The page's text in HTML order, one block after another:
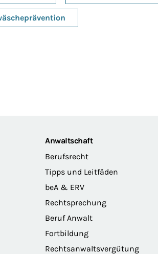
Anwaltschaft
Berufsrecht
Tipps und Leitfäden
beA & ERV
Rechtsprechung
Beruf Anwalt
Fortbildung
Rechtsanwaltsvergütung